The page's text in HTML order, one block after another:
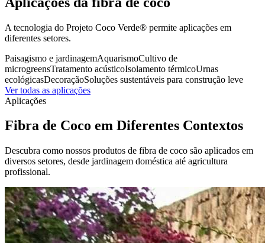
A tecnologia do Projeto Coco Verde® permite aplicações em
diferentes setores.
Paisagismo e jardinagemAquarismoCultivo de
microgreensTratamento acústicoIsolamento térmicoUrnas
ecológicasDecoraçãoSoluções sustentáveis para construção leve
Ver todas as aplicações
Aplicações
Fibra de Coco em Diferentes Contextos
Descubra como nossos produtos de fibra de coco são aplicados em
diversos setores, desde jardinagem doméstica até agricultura
profissional.